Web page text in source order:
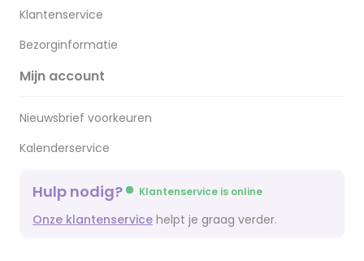
Klantenservice
Bezorginformatie
Mijn account
Nieuwsbrief voorkeuren
Kalenderservice
Hulp nodig? Klantenservice is online
Onze klantenservice helpt je graag verder.